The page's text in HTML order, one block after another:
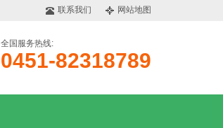
联系我们 网站地图
全国服务热线:
0451-82318789